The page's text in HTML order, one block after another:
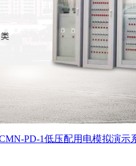
PD-1低压配用电模拟演示